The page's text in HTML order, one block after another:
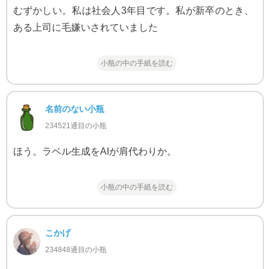
むずかしい。私は社会人3年目です。私が新卒のとき、
ある上司に毛嫌いされていました
小瓶の中の手紙を読む
名前のない小瓶
234521通目の小瓶
ほう。ラベル生成をAIが肩代わりか。
小瓶の中の手紙を読む
こかげ
234848通目の小瓶